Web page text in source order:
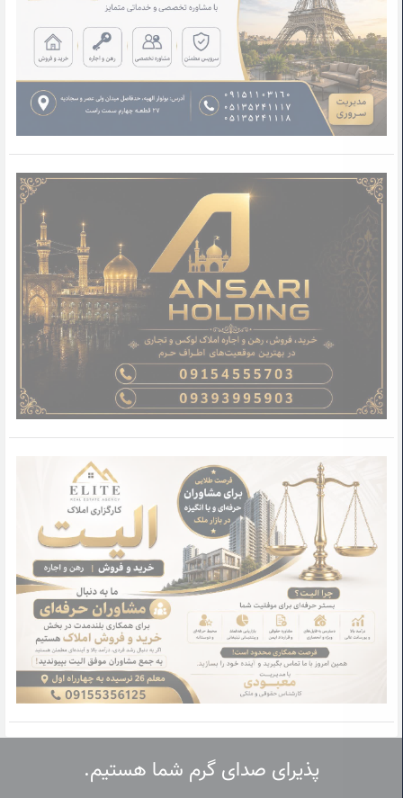
پذیرای صدای گرم شما هستیم.